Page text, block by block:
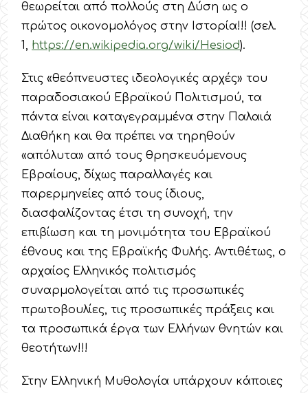
θεωρείται από πολλούς στη Δύση ως ο
πρώτος οικονομολόγος στην Ιστορία!!! (σελ.
1, https://en.wikipedia.org/wiki/Hesiod).
Στις «θεόπνευστες ιδεολογικές αρχές» του
παραδοσιακού Εβραϊκού Πολιτισμού, τα
πάντα είναι καταγεγραμμένα στην Παλαιά
Διαθήκη και θα πρέπει να τηρηθούν
«απόλυτα» από τους θρησκευόμενους
Εβραίους, δίχως παραλλαγές και
παρερμηνείες από τους ίδιους,
διασφαλίζοντας έτσι τη συνοχή, την
επιβίωση και τη μονιμότητα του Εβραϊκού
έθνους και της Εβραϊκής Φυλής. Αντιθέτως, ο
αρχαίος Ελληνικός πολιτισμός
συναρμολογείται από τις προσωπικές
πρωτοβουλίες, τις προσωπικές πράξεις και
τα προσωπικά έργα των Ελλήνων θνητών και
θεοτήτων!!!
Στην Ελληνική Μυθολογία υπάρχουν κάποιες